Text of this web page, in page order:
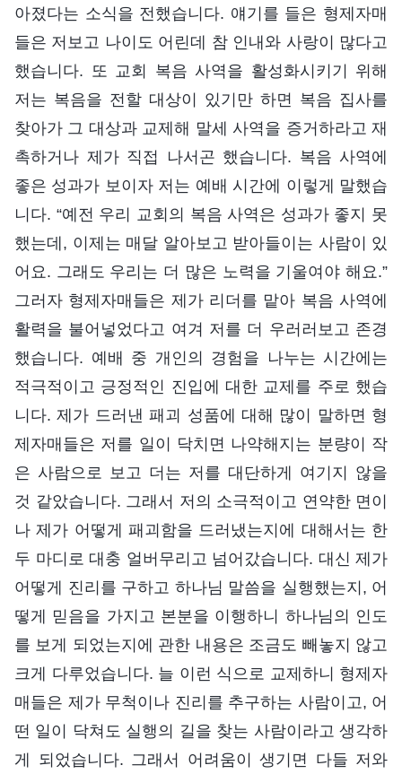
아졌다는 소식을 전했습니다. 얘기를 들은 형제자매
들은 저보고 나이도 어린데 참 인내와 사랑이 많다고
했습니다. 또 교회 복음 사역을 활성화시키기 위해
저는 복음을 전할 대상이 있기만 하면 복음 집사를
찾아가 그 대상과 교제해 말세 사역을 증거하라고 재
촉하거나 제가 직접 나서곤 했습니다. 복음 사역에
좋은 성과가 보이자 저는 예배 시간에 이렇게 말했습
니다. “예전 우리 교회의 복음 사역은 성과가 좋지 못
했는데, 이제는 매달 알아보고 받아들이는 사람이 있
어요. 그래도 우리는 더 많은 노력을 기울여야 해요.”
그러자 형제자매들은 제가 리더를 맡아 복음 사역에
활력을 불어넣었다고 여겨 저를 더 우러러보고 존경
했습니다. 예배 중 개인의 경험을 나누는 시간에는
적극적이고 긍정적인 진입에 대한 교제를 주로 했습
니다. 제가 드러낸 패괴 성품에 대해 많이 말하면 형
제자매들은 저를 일이 닥치면 나약해지는 분량이 작
은 사람으로 보고 더는 저를 대단하게 여기지 않을
것 같았습니다. 그래서 저의 소극적이고 연약한 면이
나 제가 어떻게 패괴함을 드러냈는지에 대해서는 한
두 마디로 대충 얼버무리고 넘어갔습니다. 대신 제가
어떻게 진리를 구하고 하나님 말씀을 실행했는지, 어
떻게 믿음을 가지고 본분을 이행하니 하나님의 인도
를 보게 되었는지에 관한 내용은 조금도 빼놓지 않고
크게 다루었습니다. 늘 이런 식으로 교제하니 형제자
매들은 제가 무척이나 진리를 추구하는 사람이고, 어
떤 일이 닥쳐도 실행의 길을 찾는 사람이라고 생각하
게 되었습니다. 그래서 어려움이 생기면 다들 저와